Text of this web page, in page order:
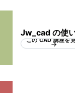
Jw_cad の使
この CAD 講座を